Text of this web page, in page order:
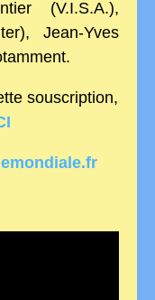
(V.I.S.A.),
Jean-Yves
souscription,